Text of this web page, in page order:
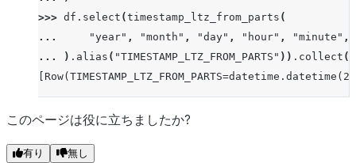
>>> df . select (timestamp_ltz_from_parts (
...
"year" , "month" , "day" , "hour" , "minute" ,
...
) . alias ( "TIMESTAMP_LTZ_FROM_PARTS" )) . collect ()
このページは役に立ちましたか?
有り 無し